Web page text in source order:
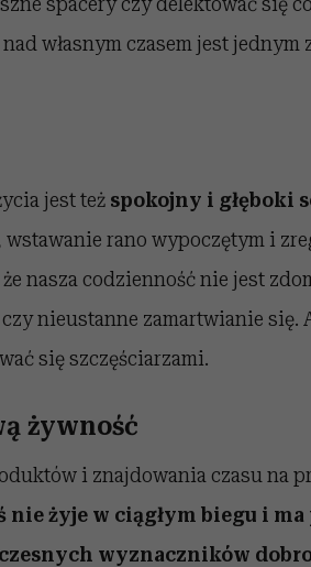
własnym czasem jest jednym
jest też spokojny i głęboki
rano wypoczętym i
nasza codzienność nie jest
nieustanne zamartwianie się.
się szczęściarzami.
żywność
i znajdowania czasu na
nie żyje w ciągłym biegu i ma
wyznaczników